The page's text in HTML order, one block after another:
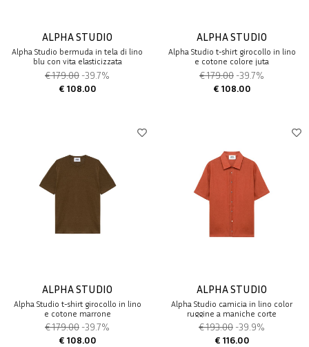
ALPHA STUDIO
Alpha Studio bermuda in tela di lino
blu con vita elasticizzata
€ 179.00 -39.7%
€ 108.00
ALPHA STUDIO
Alpha Studio t-shirt girocollo in lino
e cotone colore juta
€ 179.00 -39.7%
€ 108.00
ALPHA STUDIO
Alpha Studio t-shirt girocollo in lino
e cotone marrone
€ 179.00 -39.7%
€ 108.00
ALPHA STUDIO
Alpha Studio camicia in lino color
ruggine a maniche corte
€ 193.00 -39.9%
€ 116.00